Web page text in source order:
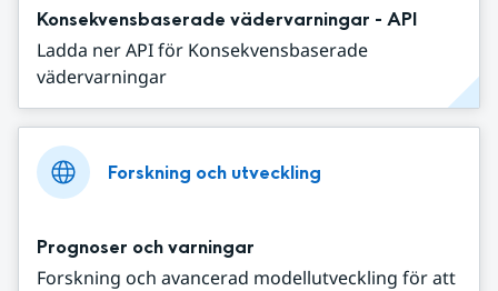
Konsekvensbaserade vädervarningar - API
Ladda ner API för Konsekvensbaserade
vädervarningar
Forskning och utveckling
Prognoser och varningar
Forskning och avancerad modellutveckling för att